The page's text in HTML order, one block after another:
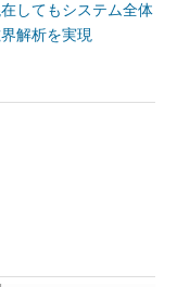
してもシステム全体
解析を実現